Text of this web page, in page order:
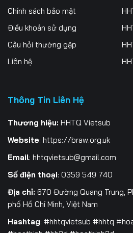
Chính sách bảo mật
Điều khoản sử dụng
Câu hỏi thường gặp
Liên hệ
Thông Tin Liên Hệ
Thương hiệu: HHTQ Vietsub
Website: https://braw.org.uk
Email: hhtqvietsub@gmail.com
Số điện thoại: 0359 549 740
Địa chỉ: 670 Đường Quang Trung,
phố Hồ Chí Minh, Việt Nam
Hashtag: #hhtqvietsub #hhtq